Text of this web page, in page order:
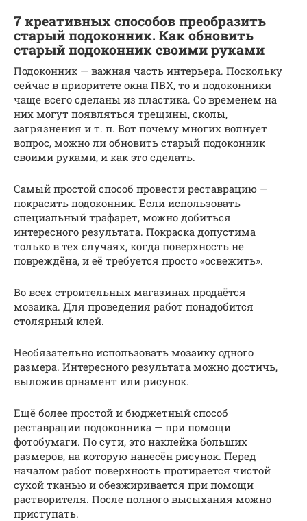
7 креативных способов преобразить
старый подоконник. Как обновить
старый подоконник своими руками
Подоконник — важная часть интерьера. Поскольку
сейчас в приоритете окна ПВХ, то и подоконники
чаще всего сделаны из пластика. Со временем на
них могут появляться трещины, сколы,
загрязнения и т. п. Вот почему многих волнует
вопрос, можно ли обновить старый подоконник
своими руками, и как это сделать.
Самый простой способ провести реставрацию —
покрасить подоконник. Если использовать
специальный трафарет, можно добиться
интересного результата. Покраска допустима
только в тех случаях, когда поверхность не
повреждёна, и её требуется просто «освежить».
Во всех строительных магазинах продаётся
мозаика. Для проведения работ понадобится
столярный клей.
Необязательно использовать мозаику одного
размера. Интересного результата можно достичь,
выложив орнамент или рисунок.
Ещё более простой и бюджетный способ
реставрации подоконника — при помощи
фотобумаги. По сути, это наклейка больших
размеров, на которую нанесён рисунок. Перед
началом работ поверхность протирается чистой
сухой тканью и обезжиривается при помощи
растворителя. После полного высыхания можно
приступать.